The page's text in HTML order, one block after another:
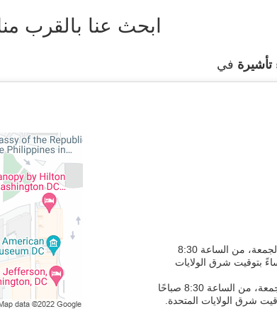
ابحث عنا بالقرب
في
للمكالمات: من الاثنين إلى الجمعة، من الساعة 8:30
حتى الساعة 8:30 مساءً بتوقيت شرق الولايات
للزيارات: من الاثنين إلى الجمعة، من الساعة 8:30 صباحًا